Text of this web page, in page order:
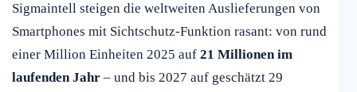
Sigmaintell steigen die weltweiten Auslieferungen von
Smartphones mit Sichtschutz-Funktion rasant: von rund
einer Million Einheiten 2025 auf 21 Millionen im
laufenden Jahr – und bis 2027 auf geschätzt 29